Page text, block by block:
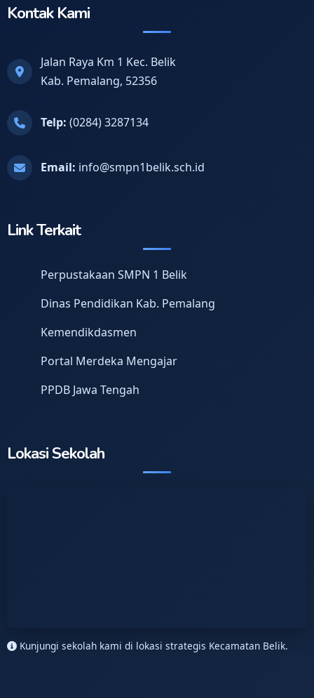
Kontak Kami
Jalan Raya Km 1 Kec. Belik
Kab. Pemalang, 52356
Telp: (0284) 3287134
Email: info@smpn1belik.sch.id
Link Terkait
Perpustakaan SMPN 1 Belik
Dinas Pendidikan Kab. Pemalang
Kemendikdasmen
Portal Merdeka Mengajar
PPDB Jawa Tengah
Lokasi Sekolah
Kunjungi sekolah kami di lokasi strategis Kecamatan Belik.